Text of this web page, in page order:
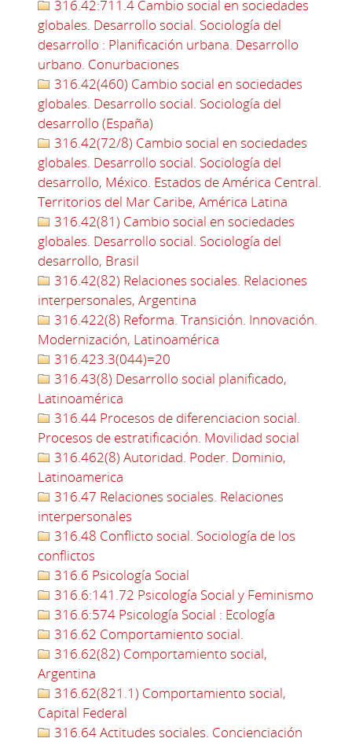
316.42:711.4 Cambio social en sociedades
globales. Desarrollo social. Sociología del
desarrollo : Planificación urbana. Desarrollo
urbano. Conurbaciones
316.42(460) Cambio social en sociedades
globales. Desarrollo social. Sociología del
desarrollo (España)
316.42(72/8) Cambio social en sociedades
globales. Desarrollo social. Sociología del
desarrollo, México. Estados de América Central.
Territorios del Mar Caribe, América Latina
316.42(81) Cambio social en sociedades
globales. Desarrollo social. Sociología del
desarrollo, Brasil
316.42(82) Relaciones sociales. Relaciones
interpersonales, Argentina
316.422(8) Reforma. Transición. Innovación.
Modernización, Latinoamérica
316.423.3(044)=20
316.43(8) Desarrollo social planificado,
Latinoamérica
316.44 Procesos de diferenciacion social.
Procesos de estratificación. Movilidad social
316.462(8) Autoridad. Poder. Dominio,
Latinoamerica
316.47 Relaciones sociales. Relaciones
interpersonales
316.48 Conflicto social. Sociología de los
conflictos
316.6 Psicología Social
316.6:141.72 Psicología Social y Feminismo
316.6:574 Psicología Social : Ecología
316.62 Comportamiento social.
316.62(82) Comportamiento social,
Argentina
316.62(821.1) Comportamiento social,
Capital Federal
316.64 Actitudes sociales. Concienciación